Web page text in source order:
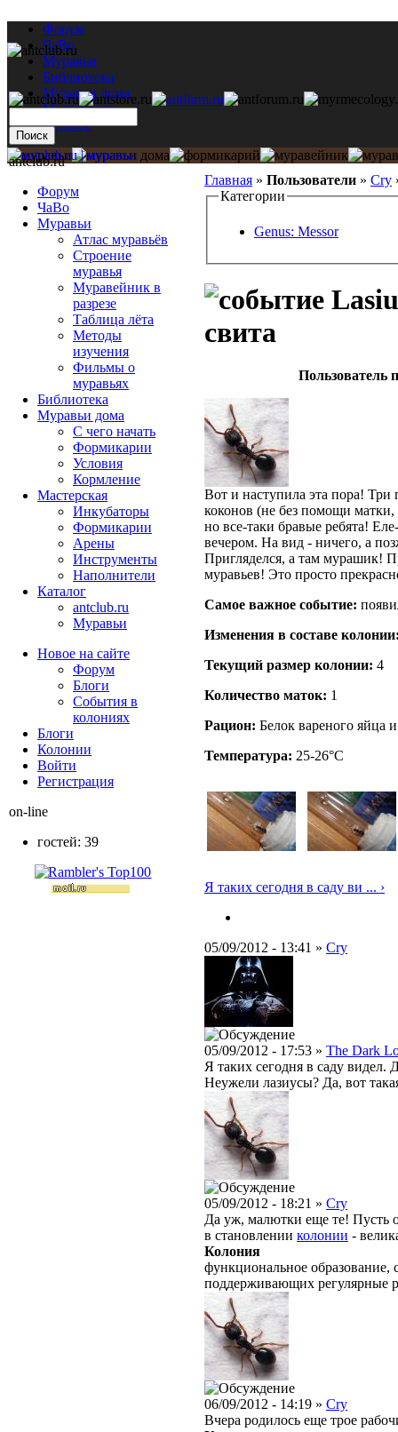
Форум
ЧаВо
Муравьи
Библиотека
Муравьи дома
Мастерская
Каталог
Главная » Пользователи » Cry
Категории
Genus: Messor
свита
Пользователь
Вот и наступила эта пора!
коконов (не без помощи
но все-таки бравые ребята!
вечером. На вид - ничего, а
Пригляделся, а там мурашик!
муравьев! Это просто
Самое важное событие:
Изменения в составе
Текущий размер кoлонии: 4
Количество маток: 1
Рацион: Белок вареного яйца
Температура: 25-26°C
Я таких сегодня в саду ви ... ›
05/09/2012 - 13:41 » Cry
05/09/2012 - 17:53 » The Dark
Я таких сегодня в саду
Неужели лазиусы? Да, вот
05/09/2012 - 18:21 » Cry
Да уж, малютки еще те! Пусть
в становлении колонии -
Колония
функциональное образование,
поддерживающих регулярные
06/09/2012 - 14:19 » Cry
Вчера родилось еще трое
antclub.ru
Форум
ЧаВо
Муравьи
Атлас муравьёв
Строение
муравья
Муравейник в
разрезе
Таблица лёта
Методы
изучения
Фильмы о
муравьях
Библиотека
Муравьи дома
С чего начать
Формикарии
Условия
Кормление
Мастерская
Инкубаторы
Формикарии
Арены
Инструменты
Наполнители
Каталог
antclub.ru
Муравьи
Новое на сайте
Форум
Блоги
События в
колониях
Блоги
Колонии
Войти
Peгиcтpaция
on-line
гостей: 39